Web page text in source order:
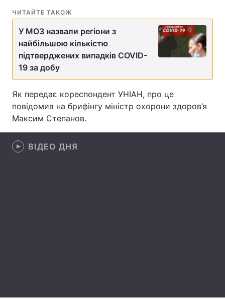
Економіка Світ
Спорт
Техно і зв'язок
Здоров'я Туризм
Цікавинки Погода
Екологія
ЧИТАЙТЕ ТАКОЖ
У МОЗ назвали регіони з
найбільшою кількістю
підтверджених випадків COVID-
19 за добу
Як передає кореспондент УНІАН, про це
повідомив на брифінгу міністр охорони здоров’я
Максим Степанов.
ВІДЕО ДНЯ